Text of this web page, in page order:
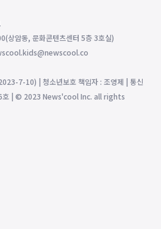
상암동, 문화콘텐츠센터 5층 3호실)
7-10) | 청소년보호 책임자 : 조영제 | 통신
호 | © 2023 News'cool Inc. all rights